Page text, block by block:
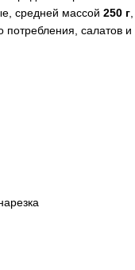
средней массой 250 г
салатов и